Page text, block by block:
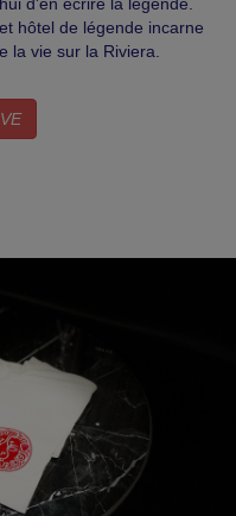
hôtel de légende incarne
la vie sur la Riviera.